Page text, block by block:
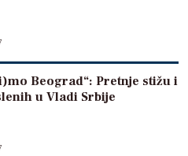
Beograd“: Pretnje stižu i
u Vladi Srbije